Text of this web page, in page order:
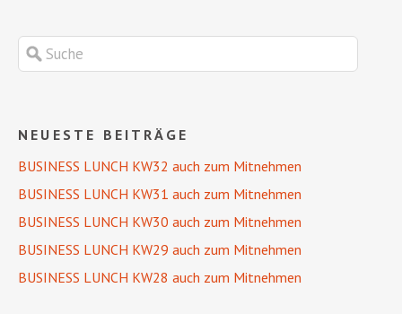
NEUESTE BEITRÄGE
BUSINESS LUNCH KW32 auch zum Mitnehmen
BUSINESS LUNCH KW31 auch zum Mitnehmen
BUSINESS LUNCH KW30 auch zum Mitnehmen
BUSINESS LUNCH KW29 auch zum Mitnehmen
BUSINESS LUNCH KW28 auch zum Mitnehmen